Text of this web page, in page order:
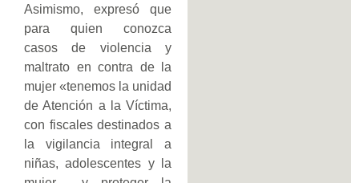
Asimismo, expresó que
para quien conozca
casos de violencia y
maltrato en contra de la
mujer «tenemos la unidad
de Atención a la Víctima,
con fiscales destinados a
la vigilancia integral a
niñas, adolescentes y la